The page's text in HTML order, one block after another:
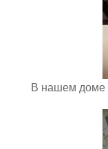
В нашем доме